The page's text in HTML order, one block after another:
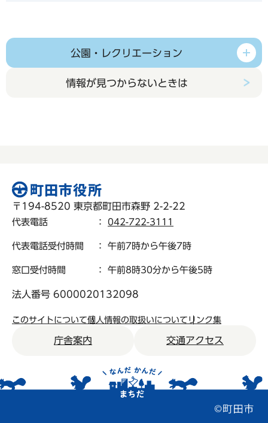
公園・レクリエーション
情報が見つからないときは
〒194-8520 東京都町田市森野 2-2-22
代表電話 ： 042-722-3111
代表電話受付時間 ： 午前7時から午後7時
窓口受付時間 ： 午前8時30分から午後5時
法人番号 6000020132098
このサイトについて個人情報の取扱いについて リンク集
庁舎案内 交通アクセス